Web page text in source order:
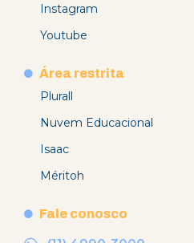
Instagram
Youtube
Área restrita
Plurall
Nuvem Educacional
Isaac
Méritoh
Fale conosco